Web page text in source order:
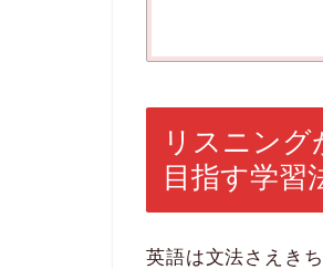
リスニン
目指す学習
英語は文法さえき